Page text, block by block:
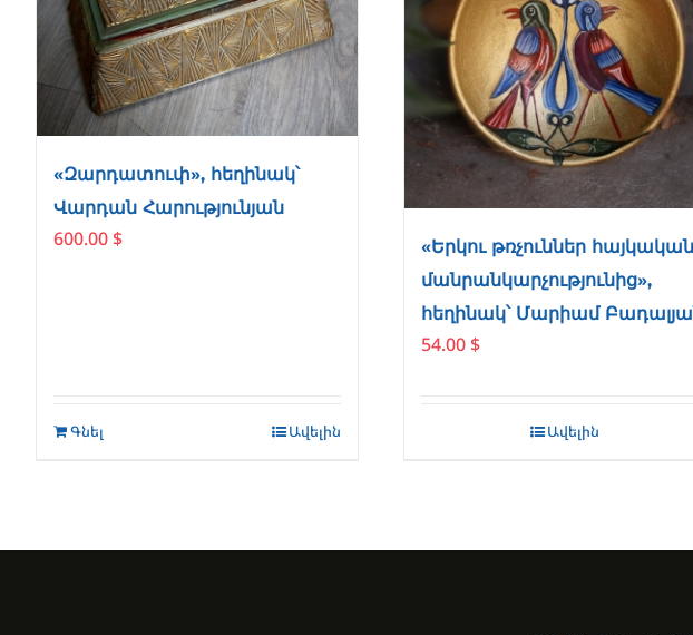
«Զարդատուփ», հեղինակ՝
Վարդան Հարությունյան
600.00 $
Գնել Ավելին
«Երկու թռչուններ հայկական
մանրանկարչությունից»,
հեղինակ՝ Մարիամ
54.00 $
Ավելին